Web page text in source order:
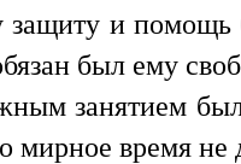
защиту и
был ему
занятием
мирное время